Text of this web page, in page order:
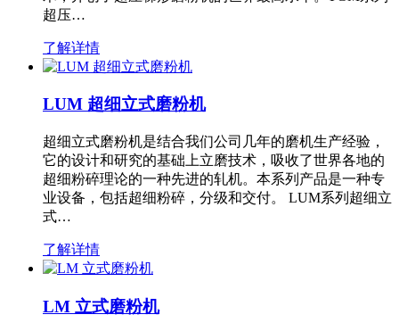
超压…
了解详情
LUM 超细立式磨粉机
超细立式磨粉机是结合我们公司几年的磨机生产经验，
它的设计和研究的基础上立磨技术，吸收了世界各地的
超细粉碎理论的一种先进的轧机。本系列产品是一种专
业设备，包括超细粉碎，分级和交付。 LUM系列超细立
式…
了解详情
LM 立式磨粉机